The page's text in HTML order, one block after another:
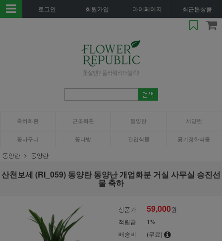
로그인 회원가입 마이페이지 최근본상품
축하화환 근조화환 동양란 서양란
꽃바구니 꽃다발 관엽식물 공기정화식물
동양란 동양란
산천보세 (RI_059) 동양란 동양난 개업화분 거실 사무실 승진선
물 축하
상품가 59,000원
적립금
1%
배송비
(무료)